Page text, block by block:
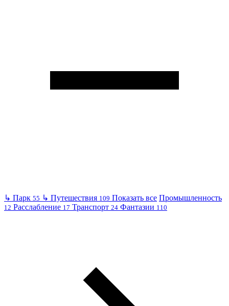
↳ Парк 55 ↳ Путешествия 109 Показать все Промышленность
12 Расслабление 17 Транспорт 24 Фантазии 110